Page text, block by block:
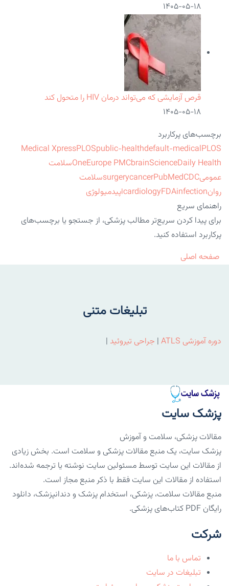
۱۴۰۵-۰۵-۱۸
قرص آزمایشی که می‌تواند درمان HIV را متحول کند
۱۴۰۵-۰۵-۱۸
برچسب‌های پرکاربرد
Medical XpressPLOSpublic-healthdefault-medicalPLOS
OneEurope PMCbrainScienceDaily Health
سلامت
عمومی
surgerycancerPubMedCDC
سلامت
روان
cardiologyFDAinfection
اپیدمیولوژی
راهنمای سریع
برای پیدا کردن سریع‌تر مطالب پزشکی، از جستجو یا برچسب‌های
پرکاربرد استفاده کنید.
صفحه اصلی
تبلیغات متنی
دوره آموزشی ATLS | جراحی تیروئید |
پزشک سایت
مقالات پزشکی، سلامت و آموزش
پزشک سایت، یک منبع مقالات پزشکی و سلامت است. بخش زیادی
از مقالات این سایت توسط مسئولین سایت نوشته یا ترجمه شده‌اند.
استفاده از مقالات این سایت فقط با ذکر منبع مجاز است.
منبع مقالات سلامت، پزشکی، استخدام پزشک و دندانپزشک، دانلود
رایگان PDF کتاب‌های پزشکی.
شرکت
تماس با ما
تبلیغات در سایت